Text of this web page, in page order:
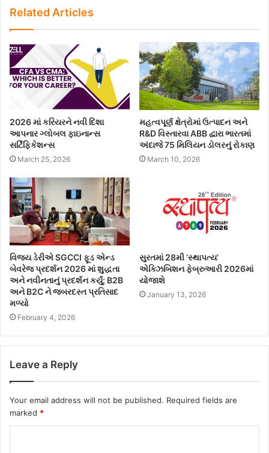
Related Articles
2026 માં કરિયરને નવી દિશા
આપનાર ગ્લોબલ ફાઇનાન્સ
સર્ટિફિકેશન્સ
March 25, 2026
મહત્વપૂર્ણ ક્ષેત્રોમાં ઉત્પાદન અને
R&D વિસ્તારવા ABB દ્વારા ભારતમાં
અંદાજે 75 મિલિયન ડોલરનું રોકાણ
March 10, 2026
વિજય ડેરીએ SGCCI ફૂડ એન્ડ
બેવરેજ પ્રદર્શન 2026 માં શુદ્ધતા
અને નવીનતાનું પ્રદર્શન કર્યું; B2B
અને B2C ને જબરદસ્ત પ્રતિસાદ
મળ્યો
February 4, 2026
સુરતમાં 28મી ‘સ્થાપત્ય’
એક્ઝિબિશન ફેબ્રુઆરી 2026માં
યોજાશે
January 13, 2026
Leave a Reply
Your email address will not be published. Required fields are
marked *